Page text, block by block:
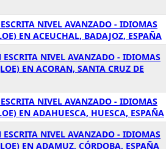
NIVEL AVANZADO - IDIOMAS
EN ACEUCHAL, BADAJOZ, ESPAÑA
ESCRITA NIVEL AVANZADO - IDIOMAS
EN ACORAN, SANTA CRUZ DE
NIVEL AVANZADO - IDIOMAS
EN ADAHUESCA, HUESCA, ESPAÑA
ESCRITA NIVEL AVANZADO - IDIOMAS
EN ADAMUZ, CÓRDOBA, ESPAÑA